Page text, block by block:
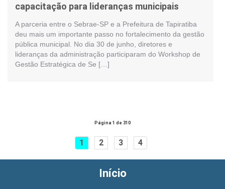
capacitação para lideranças municipais
A parceria entre o Sebrae-SP e a Prefeitura de Tapiratiba
deu mais um importante passo no fortalecimento da gestão
pública municipal. No dia 30 de junho, diretores e
lideranças da administração participaram do Workshop de
Gestão Estratégica de Se […]
Página 1 de 310
1 2 3 4
Início